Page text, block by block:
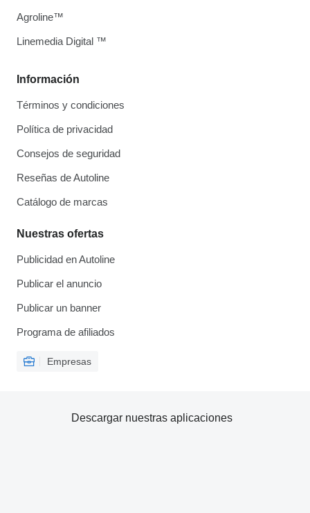
Información
Términos y condiciones
Política de privacidad
Consejos de seguridad
Reseñas de Autoline
Catálogo de marcas
Nuestras ofertas
Publicidad en Autoline
Publicar el anuncio
Publicar un banner
Programa de afiliados
Empresas
Agroline™
Linemedia Digital ™
Descargar nuestras aplicaciones